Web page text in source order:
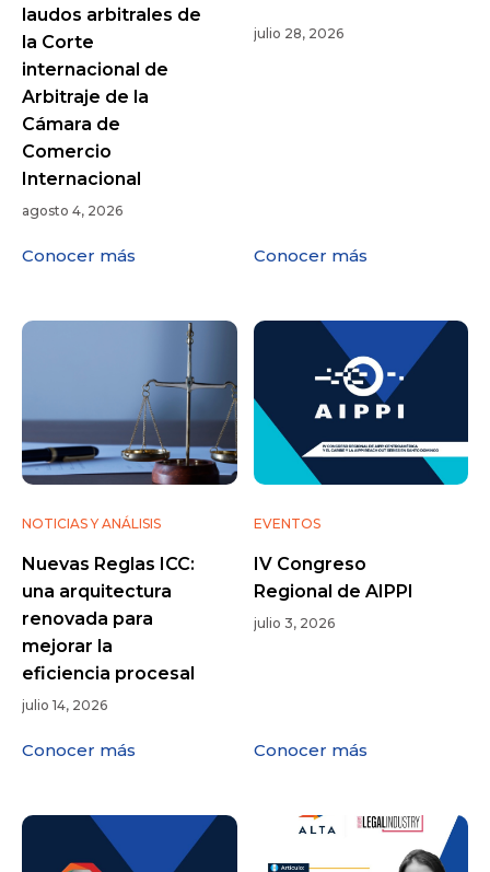
laudos arbitrales de
la Corte
internacional de
Arbitraje de la
Cámara de
Comercio
Internacional
agosto 4, 2026
Conocer más
julio 28, 2026
Conocer más
NOTICIAS Y ANÁLISIS
Nuevas Reglas ICC:
una arquitectura
renovada para
mejorar la
eficiencia procesal
julio 14, 2026
Conocer más
EVENTOS
IV Congreso
Regional de AIPPI
julio 3, 2026
Conocer más